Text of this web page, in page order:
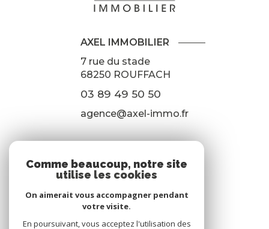
AXEL IMMOBILIER
7 rue du stade
68250 ROUFFACH
03 89 49 50 50
agence@axel-immo.fr
NOS RÉSEAUX
Comme beaucoup, notre site
utilise les cookies
On aimerait vous accompagner pendant
votre visite.
En poursuivant, vous acceptez l'utilisation des